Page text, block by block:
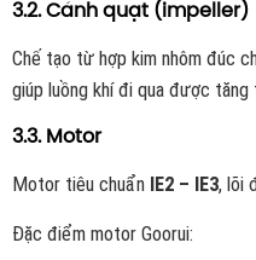
3.2. Cánh quạt (impeller)
Chế tạo từ hợp kim nhôm đúc
giúp luồng khí đi qua được tăng
3.3. Motor
Motor tiêu chuẩn IE2 – IE3, lõi
Đặc điểm motor Goorui: